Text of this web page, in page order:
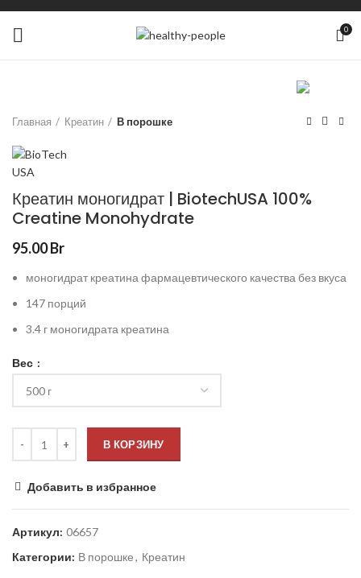
0
Главная Креатин В порошке
Креатин моногидрат | BiotechUSA 100%
Creatine Monohydrate
95.00Br
моногидрат креатина фармацевтического качества без вкуса
147 порций
3.4 г моногидрата креатина
Вес
В КОРЗИНУ
Добавить в избранное
Артикул: 06657
Категории: В порошке, Креатин